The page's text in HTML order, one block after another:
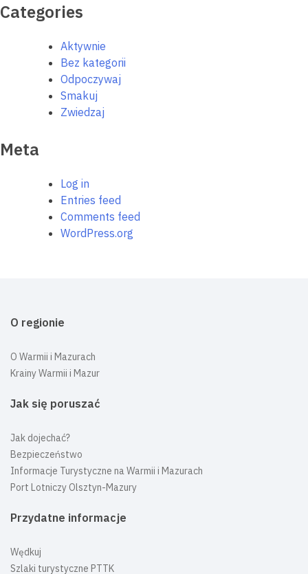
Categories
Aktywnie
Bez kategorii
Odpoczywaj
Smakuj
Zwiedzaj
Meta
Log in
Entries feed
Comments feed
WordPress.org
O regionie
O Warmii i Mazurach
Krainy Warmii i Mazur
Jak się poruszać
Jak dojechać?
Bezpieczeństwo
Informacje Turystyczne na Warmii i Mazurach
Port Lotniczy Olsztyn-Mazury
Przydatne informacje
Wędkuj
Szlaki turystyczne PTTK